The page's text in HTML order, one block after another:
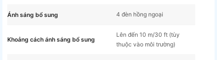
Ánh sáng bổ sung 4 đèn hồng ngoại
Khoảng cách ánh sáng bổ sung
Lên đến 10 m/30 ft (tùy
thuộc vào môi trường)